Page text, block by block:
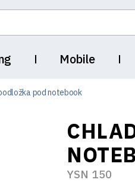
Mobile
pod notebook
YSN 150